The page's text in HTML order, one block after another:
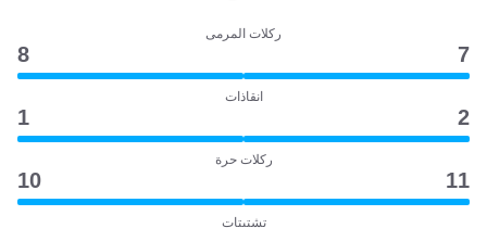
ركلات المرمى
7
8
انقاذات
2
1
ركلات حرة
11
10
تشتيتات